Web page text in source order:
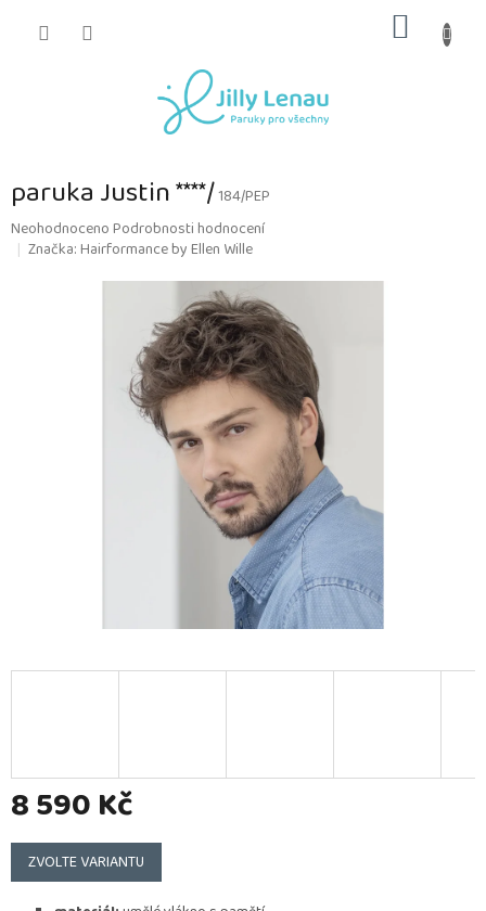
KOŠÍK
paruka Justin ****/184/PEP
Průměrné
hodnocení
NeohodnocenoPodrobnosti hodnocení
Značka:Hairformance by Ellen Wille
8 590 Kč
Měrná
cena:
ZVOLTE VARIANTU